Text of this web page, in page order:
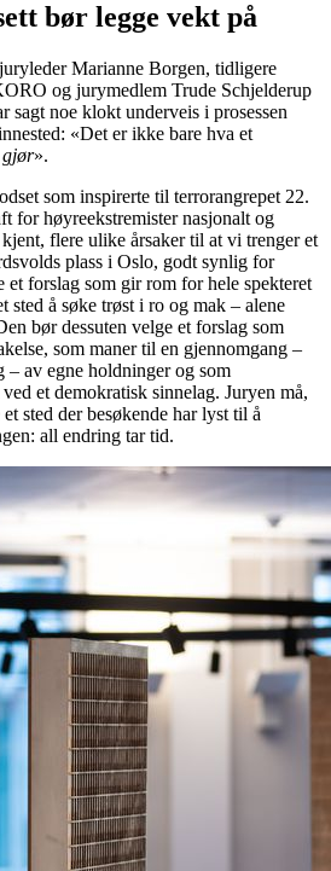
bør legge vekt på
Marianne Borgen, tidligere
og jurymedlem Trude Schjelderup
sagt noe klokt underveis i prosessen
«Det er ikke bare hva et
gjør».
som inspirerte til terrorangrepet 22.
for høyreekstremister nasjonalt og
flere ulike årsaker til at vi trenger et
plass i Oslo, godt synlig for
et forslag som gir rom for hele spekteret
sted å søke trøst i ro og mak – alene
bør dessuten velge et forslag som
som maner til en gjennomgang –
av egne holdninger og som
et demokratisk sinnelag. Juryen må,
sted der besøkende har lyst til å
all endring tar tid.